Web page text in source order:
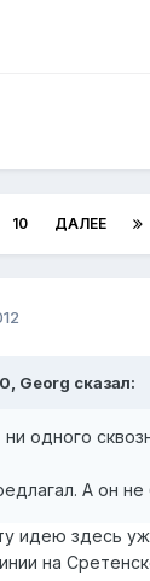
10 ДАЛЕЕ
Georg сказал:
одного
А он
идею здесь
на